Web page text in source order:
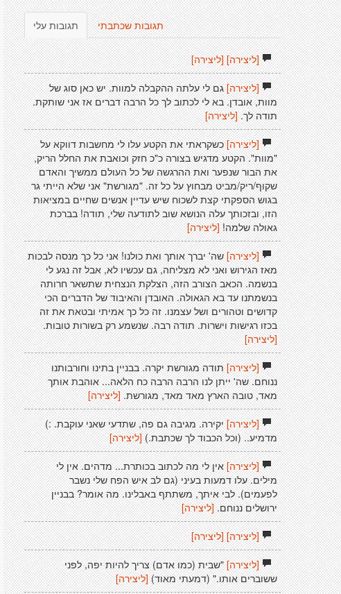
תגובות עלי תגובות שכתבתי
[ליצירה] [ליצירה]
[ליצירה]גם לי עלתה ההקבלה למוות. יש כאן סוג של
מוות, אובדן. בא לי לכתוב לך כל הרבה דברים אז אני שותקת.
תודה לך.[ליצירה]
[ליצירה]כשקראתי את הקטע עלו לי מחשבות דווקא על
"מוות". הקטע מדגיש בצורה כ"כ חזק וכואבת את החלל הריק,
את הבור שנפער ואת ההרגשה של כל העולם ממשיך והאדם
שקוף/ריק/מביט מבחוץ על כל זה. "מגורשת" אני שלא הייתי גר
בגוש הספקתי קצת לשכוח שיש עדיין אנשים שחיים במציאות
הזו, ובזכותך עלה הנושא שוב לתודעה שלי, תודה! בברכת
גאולה שלמה! [ליצירה]
[ליצירה]שה' יברך אותך ואת כולנו! אני כל כך מנסה לבכות
מאז הגירוש ואני לא מצליחה, גם עכשיו לא, אבל זה נגע לי
בנשמה. הכאב הצורב הזה, הצלקת הנצחית שתשאר חרותה
בנשמתנו עד בא הגאולה. האובדן והאיבוד של הדברים הכי
קדושים וטהורים ושל עצמנו. זה כל כך אמיתי ובטאת את זה
בכזו רגישות וישרות. תודה רבה. שנשמע רק בשורות טובות.
[ליצירה]
[ליצירה]תודה מגורשת יקרה. בבניין בתינו וחורבותנו
ננוחם. שה' ייתן לנו הרבה הרבה כח הלאה... אוהבת אותך
מאד, טובה הארץ מאד מאד, מגורשת.[ליצירה]
[ליצירה]יקירה. מגיבה גם פה, שתדעי שאני עוקבת. :)
מדמיע.. (וכל הכבוד לך שכתבת.) [ליצירה]
[ליצירה]אין לי מה לכתוב בכותרת... מדהים. אין לי
מילים. עלו דמעות בעיני (גם לב איש הפח שלי נשבר
לפעמים). לבי איתך, משתתף באבלינו. מה אומר? בבניין
ירושלים ננוחם. [ליצירה]
[ליצירה] [ליצירה]
[ליצירה]"שבית (כמו אדם) צריך להיות יפה, לפני
ששוברים אותו." (דמעתי מאוד)[ליצירה]